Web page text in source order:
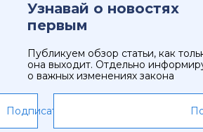
Узнавай о новостях
первым
Публикуем обзор статьи, как
она выходит. Отдельно
о важных изменениях закона
Подписаться